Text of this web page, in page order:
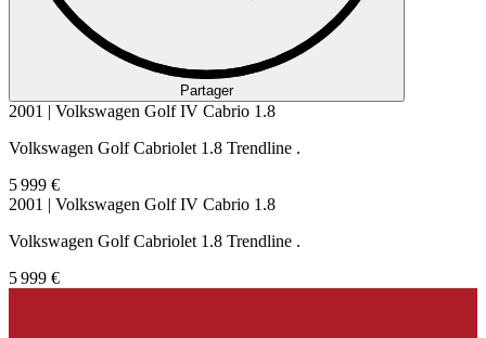
Partager
2001 | Volkswagen Golf IV Cabrio 1.8
Volkswagen Golf Cabriolet 1.8 Trendline .
5 999 €
2001 | Volkswagen Golf IV Cabrio 1.8
Volkswagen Golf Cabriolet 1.8 Trendline .
5 999 €